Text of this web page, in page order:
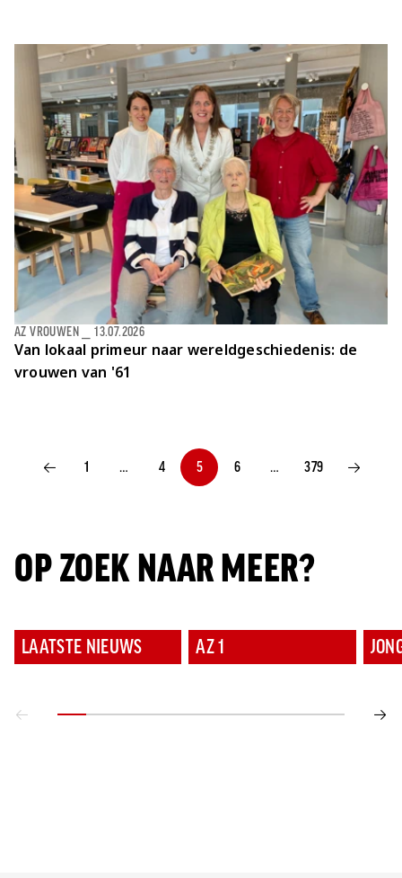
Van lokaal primeur naar wereldgeschiedenis: de
vrouwen van '61
AZ VROUWEN ⎯13.07.2026
VORIGE PAGINA VOLGENDE
1 … 4 5 6 … 379
OP ZOEK NAAR MEER?
LAATSTE NIEUWS AZ 1